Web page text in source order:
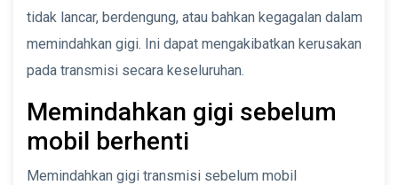
tidak lancar, berdengung, atau bahkan kegagalan dalam
memindahkan gigi. Ini dapat mengakibatkan kerusakan
pada transmisi secara keseluruhan.
Memindahkan gigi sebelum
mobil berhenti
Memindahkan gigi transmisi sebelum mobil